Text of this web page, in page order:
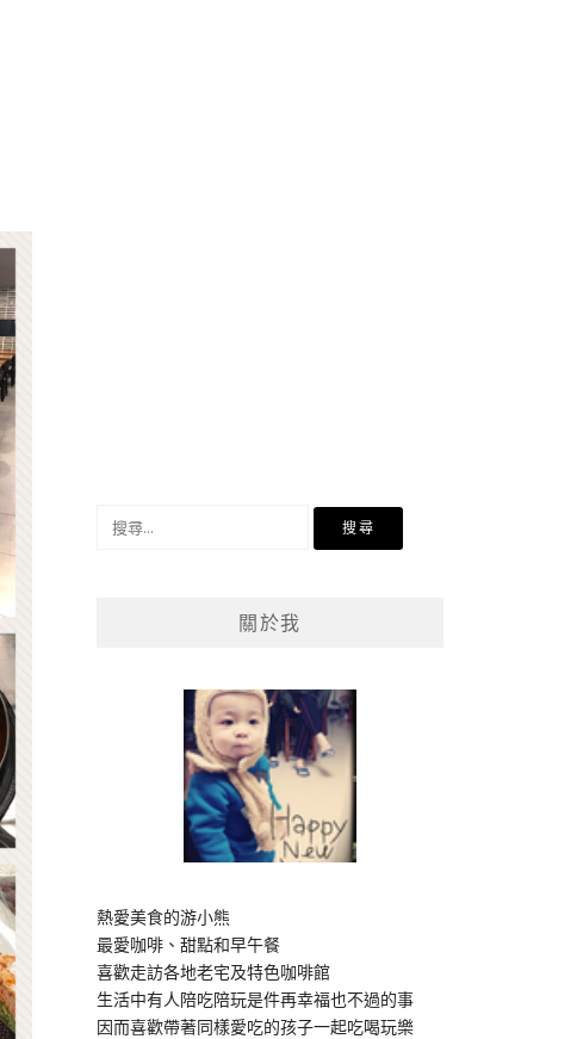
關於我
熱愛美食的游小熊
最愛咖啡、甜點和早午餐
喜歡走訪各地老宅及特色咖啡館
生活中有人陪吃陪玩是件再幸福也不過的事
因而喜歡帶著同樣愛吃的孩子一起吃喝玩樂